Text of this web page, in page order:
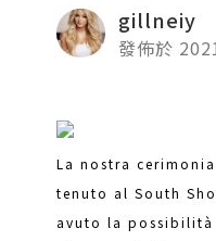
gillneiy
發佈於
La nostra
tenuto al South
avuto la